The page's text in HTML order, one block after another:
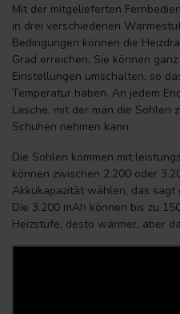
Mit der mitgelieferten
in drei verschiedenen
Bedingungen können die
Grad erreichen. Sie können
Einstellungen umschalten, so
Temperatur haben. An jedem
Lasche, mit der man die Sohlen
Schuhen nehmen kann.
Die Sohlen kommen mit
können zwischen 2.200 oder
Akkukapazität wählen, das sagt
Die 3.200 mAh können bis zu
Heizstufe, desto wärmer, aber